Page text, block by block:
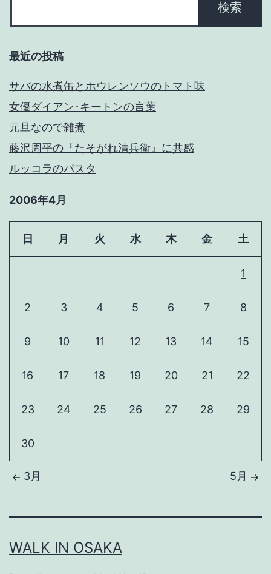
最近の投稿
サバの水煮缶とホウレンソウのトマト味
女優ダイアン･キートンの言葉
元旦なので雑煮
藤沢周平の『たそがれ清兵衛』に共感
ルッコラのパスタ
2006年4月
日 月 火 水 木 金 土
1
2 3 4 5 6 7 8
9 10 11 12 13 14 15
16 17 18 19 20 21 22
23 24 25 26 27 28 29
30
3月 5月
WALK IN OSAKA